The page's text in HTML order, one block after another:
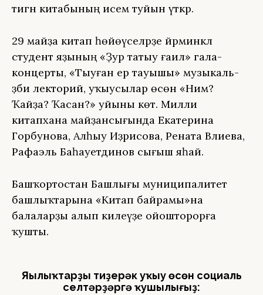
тигән китабының исем туйын үткәрә.
29 майҙа китап һөйөүселәрҙе йәрминкәлә
студент яҙының «Ҙур татыу ғаилә» гала-
концерты, «Тыуған ер тауышы» музыкаль-
әҙәби лекторий, уҡыусылар өсөн «Нимә?
Ҡайҙа? Ҡасан?» уйыны көтә. Милли
китапхана майҙансығында Екатерина
Горбунова, Алһыу Иҙрисова, Рената Вәлиева,
Рафаэль Баһауетдинов сығыш яһай.
Башҡортостан Башлығы муниципалитет
башлыҡтарына «Китап байрамы»на
балаларҙы алып килеүҙе ойошторорға
ҡушты.
Яңылыҡтарҙы тиҙерәк уҡыу өсөн социаль
селтәрҙәргә ҡушылығыҙ: